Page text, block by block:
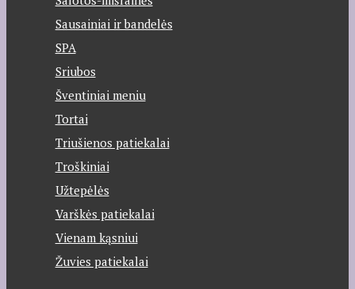
Sausainiai ir bandelės
SPA
Sriubos
Šventiniai meniu
Tortai
Triušienos patiekalai
Troškiniai
Užtepėlės
Varškės patiekalai
Vienam kąsniui
Žuvies patiekalai